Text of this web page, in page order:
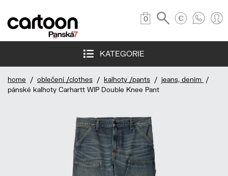
0
KATEGORIE
home / oblečení /clothes / kalhoty /pants / jeans, denim
/
pánské kalhoty Carhartt WIP Double Knee Pant